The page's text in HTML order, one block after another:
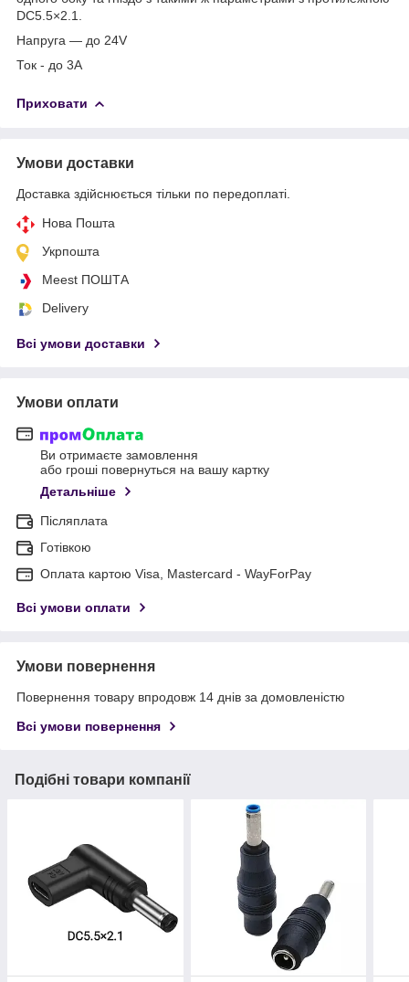
DC5.5×2.1.
Напруга — до 24V
Ток - до 3A
Приховати
Умови доставки
Доставка здійснюється тільки по передоплаті.
Нова Пошта
Укрпошта
Meest ПОШТА
Delivery
Всі умови доставки
Умови оплати
Ви отримаєте замовлення
або гроші повернуться на вашу картку
Детальніше
Післяплата
Готівкою
Оплата картою Visa, Mastercard - WayForPay
Всі умови оплати
Умови повернення
Повернення товару впродовж 14 днів за домовленістю
Всі умови повернення
Подібні товари компанії